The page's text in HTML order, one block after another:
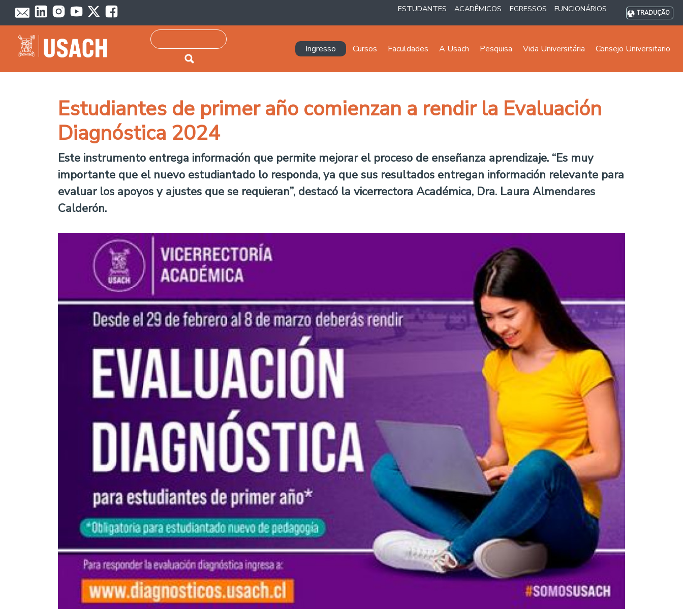
Passar para o conteúdo principal ESTUDANTES ACADÊMICOS EGRESSOS FUNCIONÁRIOS TRADUÇÃO
Pesquisar
Navegación principal
Ingresso Cursos Faculdades A Usach Pesquisa Vida Universitária Consejo Universitario
Estudiantes de primer año comienzan a rendir la Evaluación
Diagnóstica 2024
Este instrumento entrega información que permite mejorar el proceso de enseñanza aprendizaje. “Es muy
importante que el nuevo estudiantado lo responda, ya que sus resultados entregan información relevante para
evaluar los apoyos y ajustes que se requieran”, destacó la vicerrectora Académica, Dra. Laura Almendares
Calderón.